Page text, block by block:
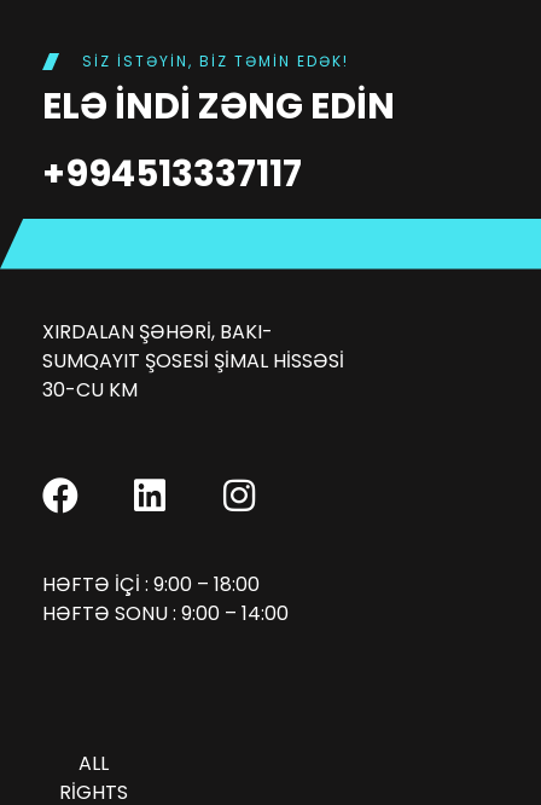
SIZ ISTƏYIN, BIZ TƏMIN EDƏK!
ELƏ INDI ZƏNG EDIN
+994513337117
XIRDALAN ŞƏHƏRI, BAKI-
SUMQAYIT ŞOSESI ŞIMAL HISSƏSI
30-CU KM
HƏFTƏ IÇI : 9:00 – 18:00
HƏFTƏ SONU : 9:00 – 14:00
ALL
RIGHTS